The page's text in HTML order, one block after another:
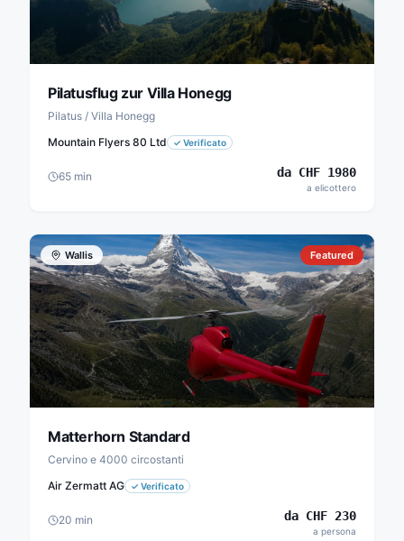
Pilatusflug zur Villa Honegg
Pilatus / Villa Honegg
Mountain Flyers 80 Ltd
✓ Verificato
65 min da CHF 1980
a elicottero
Wallis Featured
Matterhorn Standard
Cervino e 4000 circostanti
Air Zermatt AG
✓ Verificato
20 min da CHF 230
a persona